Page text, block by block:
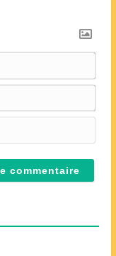
o
m
*
E
-
m
i